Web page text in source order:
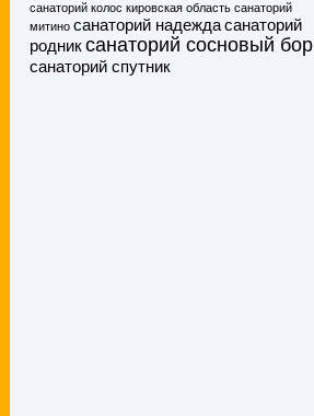
санаторий колос кировская область санаторий
митино санаторий надеждасанаторий
родниксанаторий сосновый бор
санаторий спутник